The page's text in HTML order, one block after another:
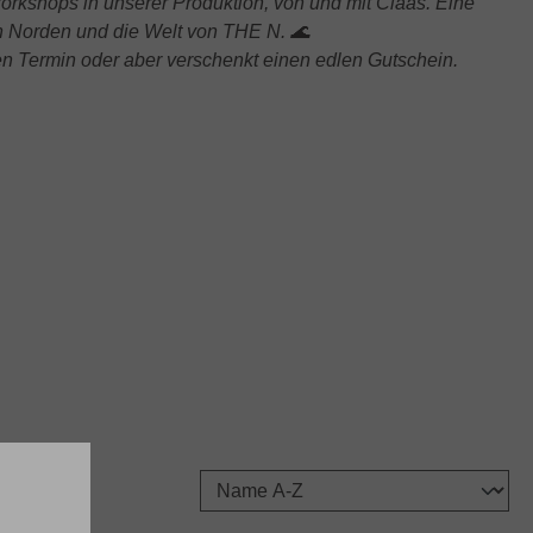
und die Welt von THE N. 🌊
Termin oder aber verschenkt einen edlen Gutschein.